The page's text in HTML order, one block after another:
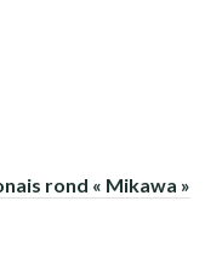
rond « Mikawa »